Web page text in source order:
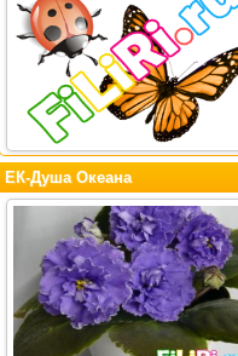
ЕК-Душа Океана